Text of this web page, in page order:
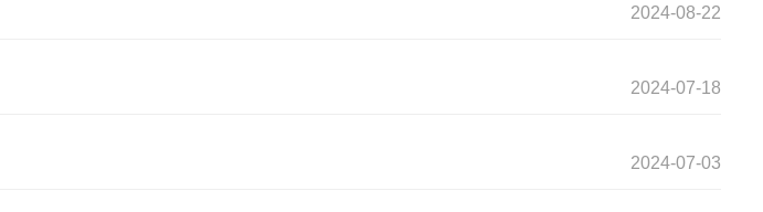
2024-08-22
2024-07-18
2024-07-03